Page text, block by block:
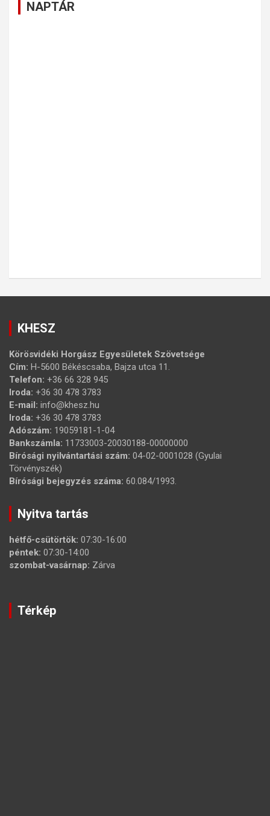
NAPTÁR
KHESZ
Körösvidéki Horgász Egyesületek Szövetsége
Cím: H-5600 Békéscsaba, Bajza utca 11.
Telefon: +36 66 328 945
Iroda: +36 30 478 3783
E-mail: info@khesz.hu
Iroda: +36 30 478 3783
Adószám: 19059181-1-04
Bankszámla: 11733003-20030188-00000000
Bírósági nyilvántartási szám: 04-02-0001028 (Gyulai
Törvényszék)
Bírósági bejegyzés száma: 60.084/1993.
Nyitva tartás
hétfő-csütörtök: 07:30-16:00
péntek: 07:30-14:00
szombat-vasárnap: Zárva
Térkép